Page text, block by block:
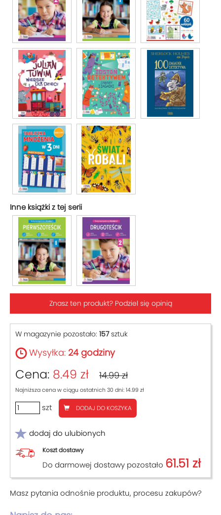
Inne książki z tej serii
Znasz ten produkt? Podziel się opinią
W magazynie pozostało: 157sztuk
Wysyłka: 24 godziny
Cena: 8.49 zł 14.99 zł
Najniższa cena w ciągu ostatnich 30 dni: 14.99 zł
szt DODAJ DO KOSZYKA
dodaj do ulubionych
Koszt dostawy
Do darmowej dostawy pozostało 61.51 zł
Masz pytania odnośnie produktu, procesu zakupów?